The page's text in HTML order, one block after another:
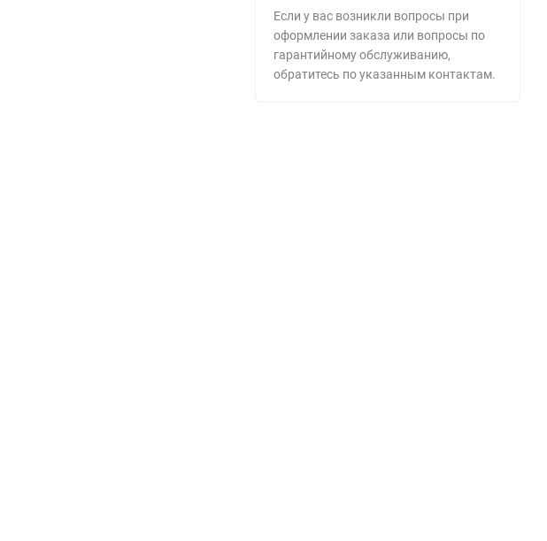
Если у вас возникли вопросы при
оформлении заказа или вопросы по
гарантийному обслуживанию,
обратитесь по указанным контактам.